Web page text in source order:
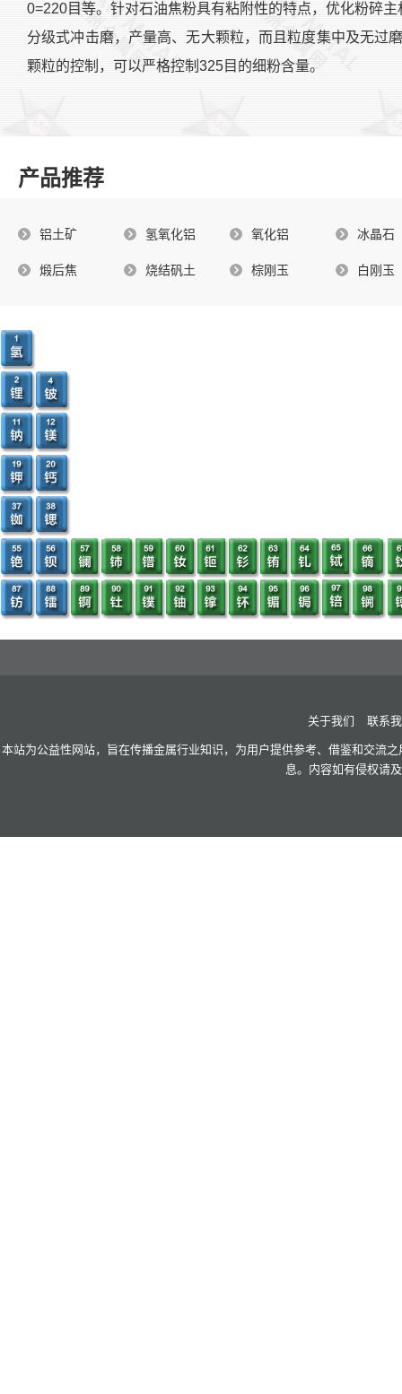
0=220目等。针对石油焦粉具有粘附性的特点，优化粉碎
分级式冲击磨，产量高、无大颗粒，而且粒度集中及无过
颗粒的控制，可以严格控制325目的细粉含量。
产品推荐
铝土矿 氢氧化铝 氧化铝 冰晶石
煅后焦 烧结矾土 棕刚玉 白刚玉
关于我们 联系
本站为公益性网站，旨在传播金属行业知识，为用户提供参考、借鉴和交流
息。内容如有侵权请